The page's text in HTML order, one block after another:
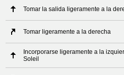
Tomar la salida ligeramente a la
Tomar ligeramente a la derecha
Incorporarse ligeramente a la
Soleil